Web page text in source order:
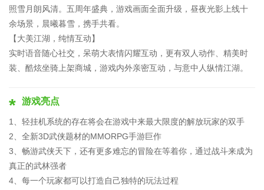
照雪月朗风清。五周年盛典，游戏画面全面升级，昼夜光影上线十
余场景，晨曦暮雪，携手共看。
【大美江湖，纯情互动】
实时语音随心社交，呆萌大表情闪耀互动，更有双人动作、精美时
装、酷炫坐骑上架商城，游戏内外亲密互动，与意中人纵情江湖。
游戏亮点
1、轻挂机系统的存在将会在游戏中来最大限度的解放玩家的双手
2、全新3D武侠题材的MMORPG手游巨作
3、畅游武侠天下，还有更多难忘的冒险在等着你，通过战斗来成为
真正的武林强者
4、每一个玩家都可以打造自己独特的玩法过程